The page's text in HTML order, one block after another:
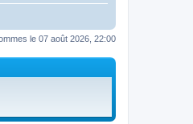
le 07 août 2026, 22:00
i